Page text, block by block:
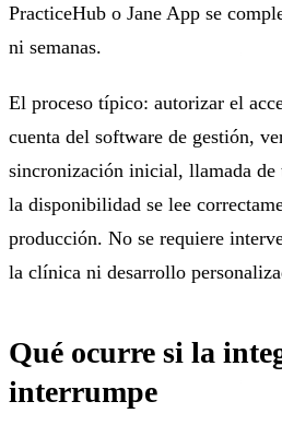
PracticeHub o Jane App se
ni semanas.
El proceso típico: autorizar el
cuenta del software de gestión,
sincronización inicial, llamada de
la disponibilidad se lee
producción. No se requiere
la clínica ni desarrollo
Qué ocurre si la
interrumpe